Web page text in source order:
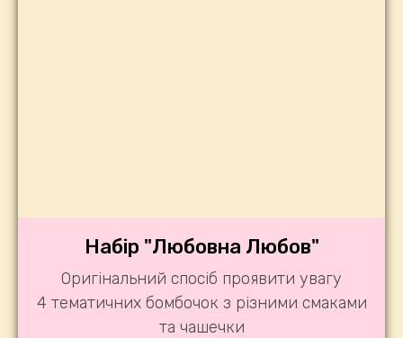
Набір "Любовна Любов"
Оригінальний спосіб проявити увагу
4 тематичних бомбочок з різними смаками
та чашечки